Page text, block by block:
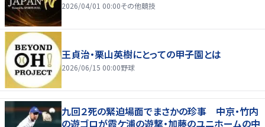
2026/04/01 00:00その他競技
王貞治・栗山英樹にとっての甲子園とは
2026/06/15 00:00野球
九回２死の緊迫場面でまさかの珍事 中京・竹内
の遊ゴロが霞ケ浦の遊撃・加藤のユニホームの中